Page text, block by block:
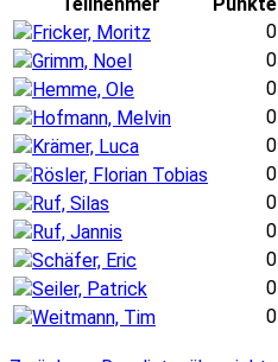
Teilnehmer
Punkte
Fricker, Moritz
0
Grimm, Noel
0
Hemme, Ole
0
Hofmann, Melvin
0
Krämer, Luca
0
Rösler, Florian Tobias
0
Ruf, Silas
0
Ruf, Jannis
0
Schäfer, Eric
0
Seiler, Patrick
0
Weitmann, Tim
0